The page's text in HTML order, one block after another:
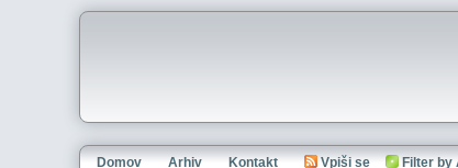
Domov Arhiv Kontakt Vpiši se Filter by